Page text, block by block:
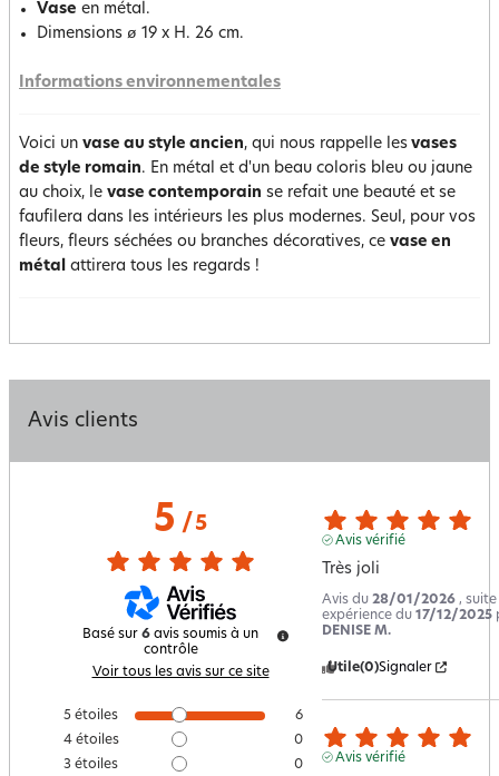
Vase en métal.
Dimensions ø 19 x H. 26 cm.
Informations environnementales
Voici un vase au style ancien, qui nous rappelle les vases
de style romain. En métal et d'un beau coloris bleu ou jaune
au choix, le vase contemporain se refait une beauté et se
faufilera dans les intérieurs les plus modernes. Seul, pour vos
fleurs, fleurs séchées ou branches décoratives, ce vase en
métal attirera tous les regards !
Avis clients
5/ 5
Basé sur 6 avis soumis à un
contrôle
Voir tous les avis sur ce site
5 étoiles
6
4 étoiles
0
3 étoiles
0
Avis vérifié
Très joli
Avis du 28/01/2026 , suite
expérience du 17/12/2025
DENISE M.
Utile(0)Signaler
Avis vérifié